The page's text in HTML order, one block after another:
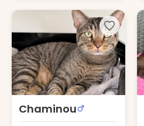
Chaminou